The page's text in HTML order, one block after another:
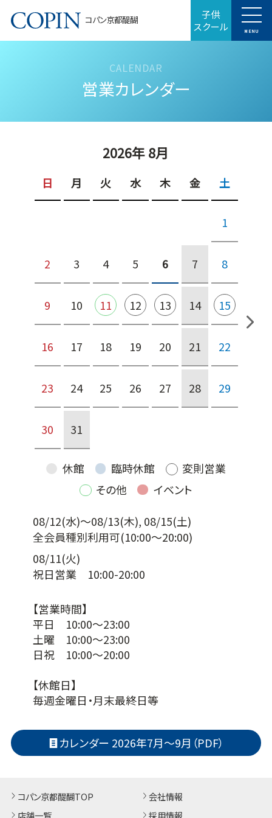
コパン京都醍醐 子供
スクール MENU
営業カレンダー
2026年 8月
日 月 火 水 木 金 土
1
2 3 4 5 6 7 8
9 10 11 12 13 14 15
16 17 18 19 20 21 22
23 24 25 26 27 28 29
30 31
休館 臨時休館
変則営業
その他
イベント
全会員種別利用可(10:00～20:00)
08/12(水)～08/13(木), 08/15(土)
祝日営業 10:00-20:00
08/11(火)
【営業時間】
平日 10:00～23:00
土曜 10:00～23:00
日祝 10:00～20:00
【休館日】
毎週金曜日・月末最終日等
カレンダー 2026年7月～9月（PDF）
コパン京都醍醐TOP
店舗一覧
会社情報
採用情報